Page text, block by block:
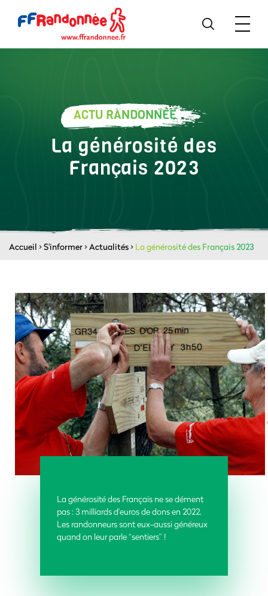
ACTU RANDONNÉE
La générosité des
Français 2023
Accueil >S'informer>Actualités> La générosité des Français 2023
La générosité des Français ne se dément
pas : 3 milliards d'euros de dons en 2022.
Les randonneurs sont eux-aussi généreux
quand on leur parle “sentiers” !